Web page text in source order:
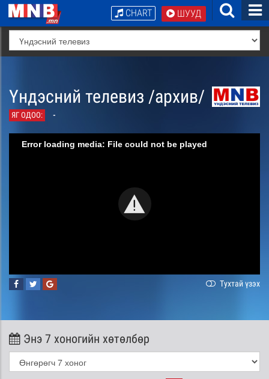
ШУУД
CHART
Үндэсний телевиз /архив/
ЯГ ОДОО: -
Error loading media: File could not be played
Тухтай үзэх
Энэ 7 хоногийн хөтөлбөр